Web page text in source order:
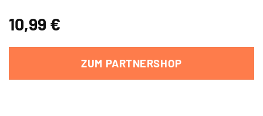
10,99 €
ZUM PARTNERSHOP